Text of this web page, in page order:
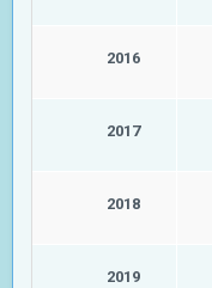
2016
2017
2018
2019